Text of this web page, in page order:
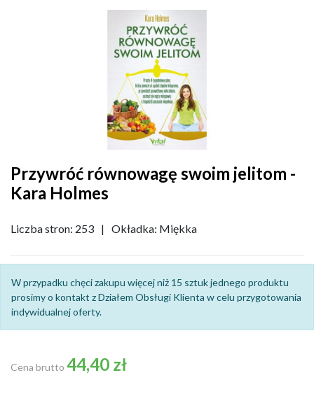
Przywróć równowagę swoim jelitom -
Kara Holmes
Liczba stron: 253 | Okładka: Miękka
W przypadku chęci zakupu więcej niż 15 sztuk jednego produktu
prosimy o kontakt z Działem Obsługi Klienta w celu przygotowania
indywidualnej oferty.
Cena brutto 44,40 zł